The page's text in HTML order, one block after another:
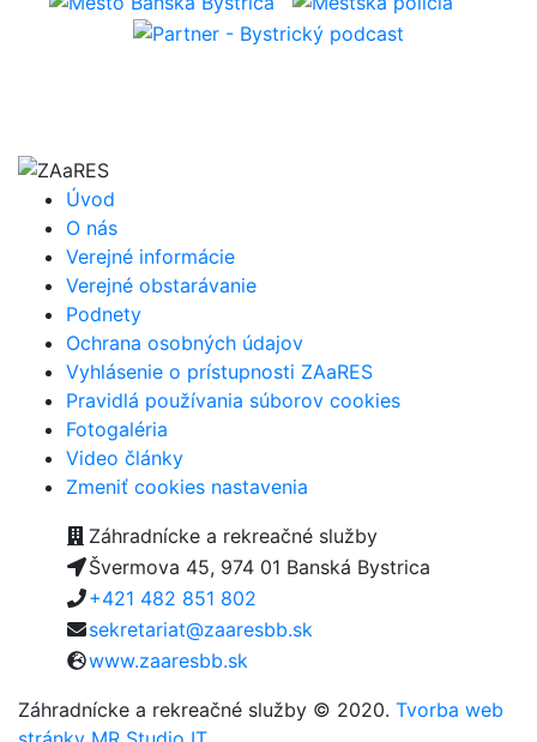
Úvod
O nás
Verejné informácie
Verejné obstarávanie
Podnety
Ochrana osobných údajov
Vyhlásenie o prístupnosti ZAaRES
Pravidlá používania súborov cookies
Fotogaléria
Video články
Zmeniť cookies nastavenia
Záhradnícke a rekreačné služby
Švermova 45, 974 01 Banská Bystrica
+421 482 851 802
sekretariat@zaaresbb.sk
www.zaaresbb.sk
Záhradnícke a rekreačné služby © 2020. Tvorba web